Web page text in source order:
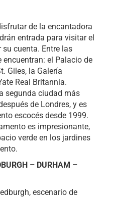
de la encantadora
entrada para visitar el
cuenta. Entre las
el Palacio de
Giles, la Galería
Real Britannia.
segunda ciudad más
de Londres, y es
escocés desde 1999.
es impresionante,
verde en los jardines
– DURHAM –
escenario de